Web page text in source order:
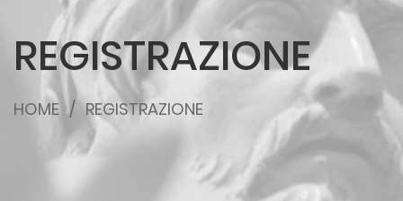
REGISTRAZIONE
HOME REGISTRAZIONE